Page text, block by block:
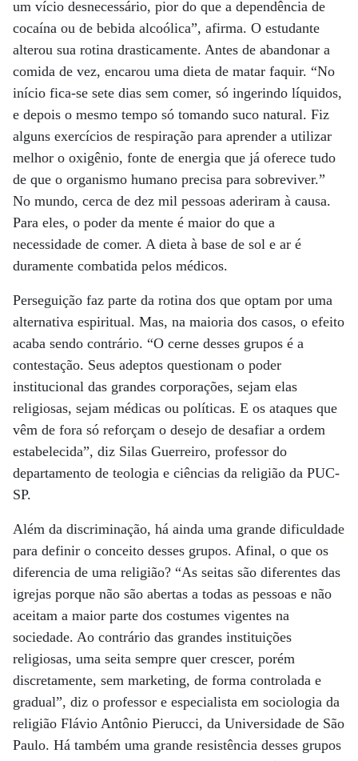
um vício desnecessário, pior do que a dependência de
cocaína ou de bebida alcoólica”, afirma. O estudante
alterou sua rotina drasticamente. Antes de abandonar a
comida de vez, encarou uma dieta de matar faquir. “No
início fica-se sete dias sem comer, só ingerindo líquidos,
e depois o mesmo tempo só tomando suco natural. Fiz
alguns exercícios de respiração para aprender a utilizar
melhor o oxigênio, fonte de energia que já oferece tudo
de que o organismo humano precisa para sobreviver.”
No mundo, cerca de dez mil pessoas aderiram à causa.
Para eles, o poder da mente é maior do que a
necessidade de comer. A dieta à base de sol e ar é
duramente combatida pelos médicos.
Perseguição faz parte da rotina dos que optam por uma
alternativa espiritual. Mas, na maioria dos casos, o efeito
acaba sendo contrário. “O cerne desses grupos é a
contestação. Seus adeptos questionam o poder
institucional das grandes corporações, sejam elas
religiosas, sejam médicas ou políticas. E os ataques que
vêm de fora só reforçam o desejo de desafiar a ordem
estabelecida”, diz Silas Guerreiro, professor do
departamento de teologia e ciências da religião da PUC-
SP.
Além da discriminação, há ainda uma grande dificuldade
para definir o conceito desses grupos. Afinal, o que os
diferencia de uma religião? “As seitas são diferentes das
igrejas porque não são abertas a todas as pessoas e não
aceitam a maior parte dos costumes vigentes na
sociedade. Ao contrário das grandes instituições
religiosas, uma seita sempre quer crescer, porém
discretamente, sem marketing, de forma controlada e
gradual”, diz o professor e especialista em sociologia da
religião Flávio Antônio Pierucci, da Universidade de São
Paulo. Há também uma grande resistência desses grupos